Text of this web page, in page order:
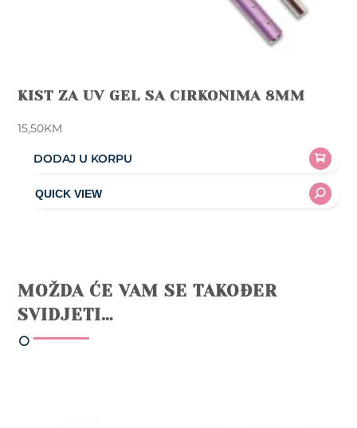
KIST ZA UV GEL SA CIRKONIMA 8MM
15,50KM
DODAJ U KORPU
MOŽDA ĆE VAM SE TAKOĐER
SVIDJETI…